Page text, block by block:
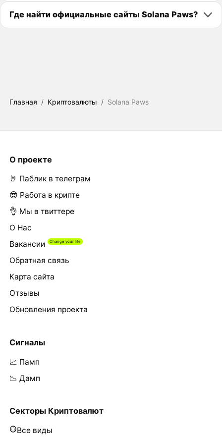
Где найти официальные сайты Solana Paws?
Главная / Криптовалюты / Solana Paws
О проекте
🤘 Паблик в телеграм
😎 Работа в крипте
👌 Мы в твиттере
О Нас
Вакансии
Обратная связь
Карта сайта
Отзывы
Обновления проекта
Сигналы
📈 Памп
📉 Дамп
Секторы Криптовалют
Все виды